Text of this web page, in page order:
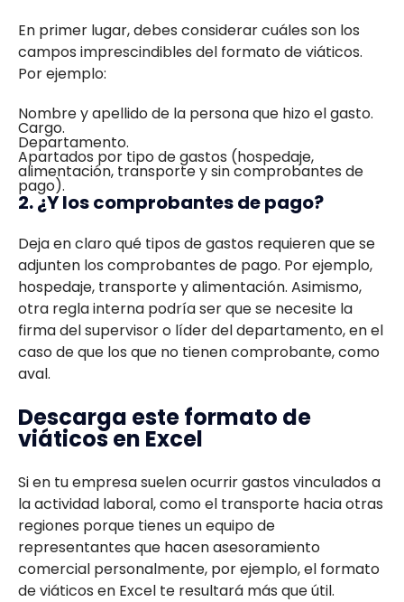
En primer lugar, debes considerar cuáles son los
campos imprescindibles del formato de viáticos.
Por ejemplo:
Nombre y apellido de la persona que hizo el gasto.
Cargo.
Departamento.
Apartados por tipo de gastos (hospedaje,
alimentación, transporte y sin comprobantes de
pago).
2. ¿Y los comprobantes de pago?
Deja en claro qué tipos de gastos requieren que se
adjunten los comprobantes de pago. Por ejemplo,
hospedaje, transporte y alimentación. Asimismo,
otra regla interna podría ser que se necesite la
firma del supervisor o líder del departamento, en el
caso de que los que no tienen comprobante, como
aval.
Descarga este formato de
viáticos en Excel
Si en tu empresa suelen ocurrir gastos vinculados a
la actividad laboral, como el transporte hacia otras
regiones porque tienes un equipo de
representantes que hacen asesoramiento
comercial personalmente, por ejemplo, el formato
de viáticos en Excel te resultará más que útil.